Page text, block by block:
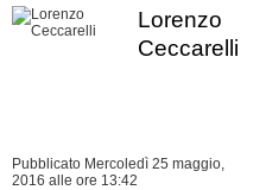
Lorenzo
Ceccarelli
Pubblicato Mercoledì 25 maggio,
2016 alle ore 13:42